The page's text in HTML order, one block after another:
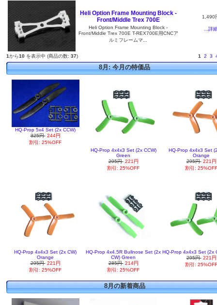
Heli Option Frame Mounting Block -
Front/Middle Trex 700E
Heli Option Frame Mounting Block -
Front/Middle Trex 700E T-REX700E用CNCア
ルミフレームマ...
1,490
...詳
1から10 を表示中 (商品の数: 37) 1 2 3
8月: 今月の特価品
HQ-Prop 5x4 Set (2x CCW)
325円 244円
割引: 25%OFF
HQ-Prop 4x4x3 Set (2x CCW)
Green
295円 221円
割引: 25%OFF
HQ-Prop 4x4x3 Set
Orange
295円 221円
割引:
HQ-Prop 4x4x3 Set (2x CW)
Orange
295円 221円
割引: 25%OFF
HQ-Prop 4x4.5R Bullnose Set (2x
CW) Green
285円 214円
割引: 25%OFF
HQ-Prop 4x4x3 Set (2x
295円 221円
割引:
8月の新着商品